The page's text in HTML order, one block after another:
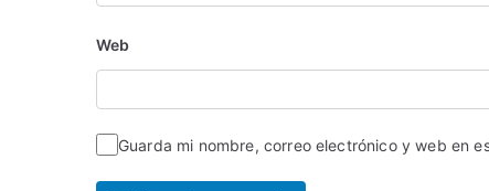
Web
Guarda mi nombre, correo electrónico y web en